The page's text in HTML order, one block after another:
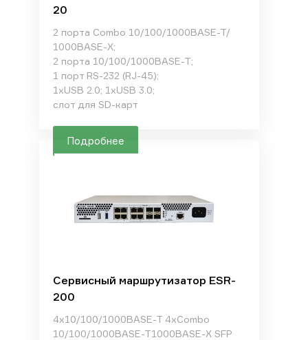
20
2 порта Combo 10/100/1000BASE-T/
1000BASE-X;
2 порта 10/100/1000BASE-T;
1 порт RS-232 (RJ-45);
1xUSB 2.0; 1xUSB 3.0;
слот для SD-карт
Подробнее
Сервисный маршрутизатор ESR-
200
4х10/100/1000BASE-T 4xCombo
10/100/1000BASE-T1000BASE-X SFP